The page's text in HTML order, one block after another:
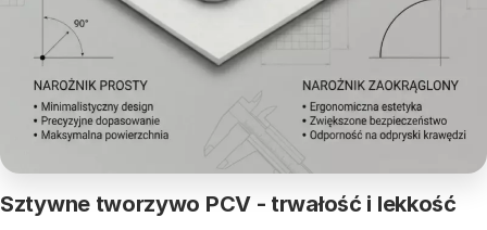
Sztywne tworzywo PCV - trwałość i lekkość